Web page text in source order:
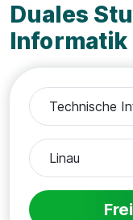
Duales
Informatik